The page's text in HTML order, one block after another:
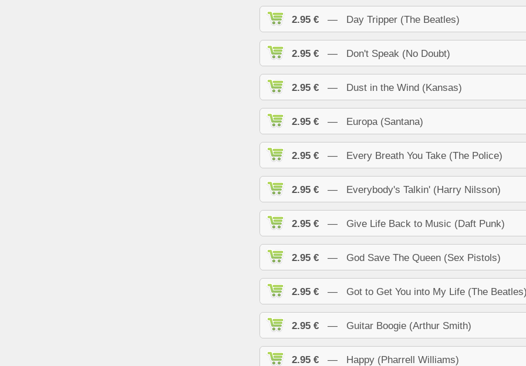
2.95 € — Day Tripper (The Beatles)
2.95 € — Don't Speak (No Doubt)
2.95 € — Dust in the Wind (Kansas)
2.95 € — Europa (Santana)
2.95 € — Every Breath You Take (The Police)
2.95 € — Everybody's Talkin' (Harry Nilsson)
2.95 € — Give Life Back to Music (Daft Punk)
2.95 € — God Save The Queen (Sex Pistols)
2.95 € — Got to Get You into My Life (The
2.95 € — Guitar Boogie (Arthur Smith)
2.95 € — Happy (Pharrell Williams)